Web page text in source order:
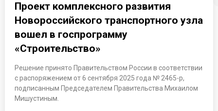
Проект комплексного развития
Новороссийского транспортного узла
вошел в госпрограмму
«Строительство»
Решение принято Правительством России в соответствии
с распоряжением от 6 сентября 2025 года № 2465-р,
подписанным Председателем Правительства Михаилом
Мишустиным.